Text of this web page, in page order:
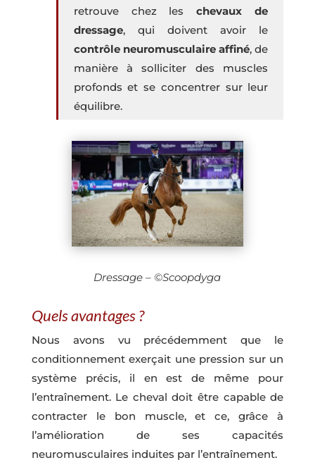
retrouve chez leschevaux de
dressage, qui doivent avoir le
contrôle neuromusculaire affiné, de
manière à solliciter des muscles
profonds et se concentrer sur leur
équilibre.
Dressage – ©Scoopdyga
Quels avantages ?
Nous avons vu précédemment que le
conditionnement exerçait une pression sur un
système précis, il en est de même pour
l’entraînement. Le cheval doit être capable de
contracter le bon muscle, et ce, grâce à
l’amélioration de ses capacités
neuromusculaires induites par l’entraînement.